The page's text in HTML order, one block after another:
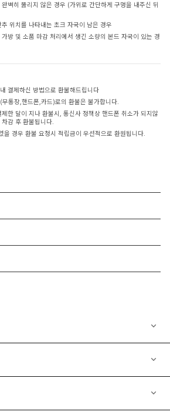
벽히 뚫리지 않은 경우 (가위로 간단하게 구멍을 내주신 뒤
위치를 나타내는 초크 자국이 남은 경우
방 및 소품 마감 처리에서 생긴 소량의 본드 자국이 있는 경
결제하신 방법으로 환불해드립니다
통장,핸드폰,카드)로의 환불은 불가합니다.
한 달이 지나 환불시, 통신사 정책상 핸드폰 취소가 되지않
감 후 환불됩니다.
을 경우 환불 요청시 적립금이 우선적으로 환원됩니다.